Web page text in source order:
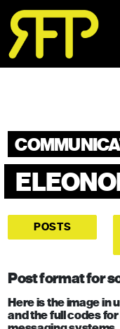
Skip to content
Skip to footer
POSTS
Post format for
Here is the image in
and the full codes